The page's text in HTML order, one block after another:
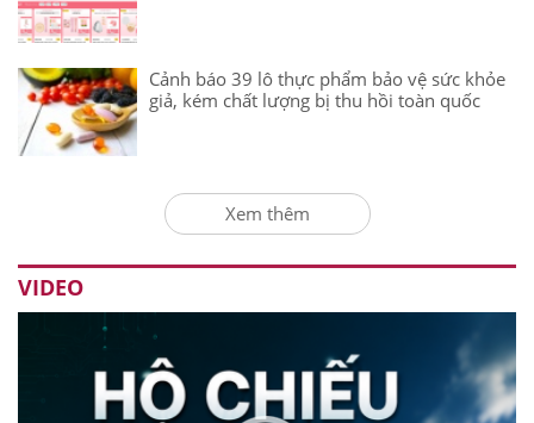
Cảnh báo 39 lô thực phẩm bảo vệ sức khỏe
giả, kém chất lượng bị thu hồi toàn quốc
Xem thêm
VIDEO